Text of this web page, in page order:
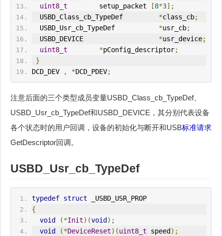
uint8_t
        setup_packet
[8*3];
  USBD_Class_cb_TypeDef
*class_cb;
  USBD_Usr_cb_TypeDef
*usr_cb;
  USBD_DEVICE
*usr_device;
uint8_t
*pConfig_descriptor;
}
DCD_DEV
, *DCD_PDEV;
注意后面的三个类型成员变量USBD_Class_cb_TypeDef、
USBD_Usr_cb_TypeDef和USBD_DEVICE，其分别代表设备
各个状态时的用户回调，设备的初始化与断开和USB标准请求
GetDescriptor回调。
USBD_Usr_cb_TypeDef
typedef struct _USBD_USR_PROP
{
void
(*Init)(void );
void
(*DeviceReset)(uint8_t speed );